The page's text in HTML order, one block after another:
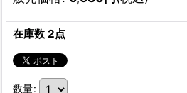
在庫数 2点
数量: